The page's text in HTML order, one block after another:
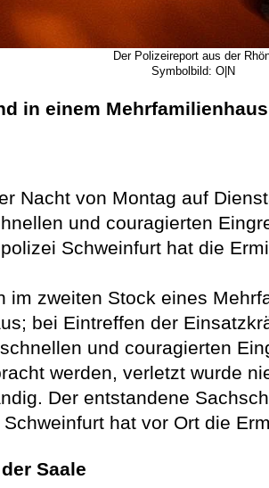
Der Polizeireport aus der
Symbolbild: O|N
in einem
Nacht von Montag auf
und couragierten
Schweinfurt hat die
im zweiten Stock eines
bei Eintreffen der
und couragierten
werden, verletzt wurde
Der entstandene
hat vor Ort die
Saale